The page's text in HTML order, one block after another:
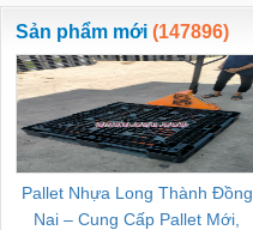
ewara
Sản phẩm mới (147896)
Pallet Nhựa Long Thành Đồng
Nai – Cung Cấp Pallet Mới,